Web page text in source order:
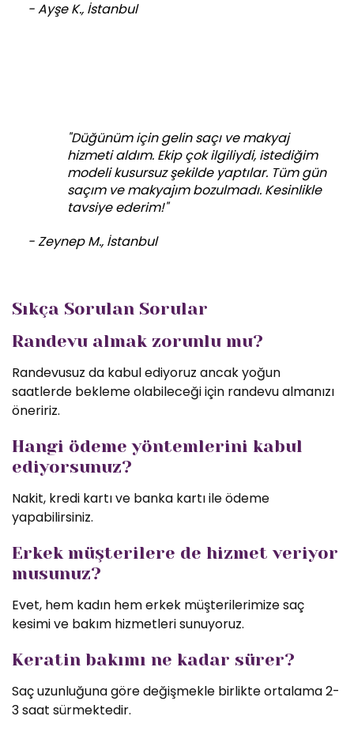
- Ayşe K., İstanbul
"Düğünüm için gelin saçı ve makyaj
hizmeti aldım. Ekip çok ilgiliydi, istediğim
modeli kusursuz şekilde yaptılar. Tüm gün
saçım ve makyajım bozulmadı. Kesinlikle
tavsiye ederim!"
- Zeynep M., İstanbul
Sıkça Sorulan Sorular
Randevu almak zorunlu mu?
Randevusuz da kabul ediyoruz ancak yoğun
saatlerde bekleme olabileceği için randevu almanızı
öneririz.
Hangi ödeme yöntemlerini kabul
ediyorsunuz?
Nakit, kredi kartı ve banka kartı ile ödeme
yapabilirsiniz.
Erkek müşterilere de hizmet veriyor
musunuz?
Evet, hem kadın hem erkek müşterilerimize saç
kesimi ve bakım hizmetleri sunuyoruz.
Keratin bakımı ne kadar sürer?
Saç uzunluğuna göre değişmekle birlikte ortalama 2-
3 saat sürmektedir.